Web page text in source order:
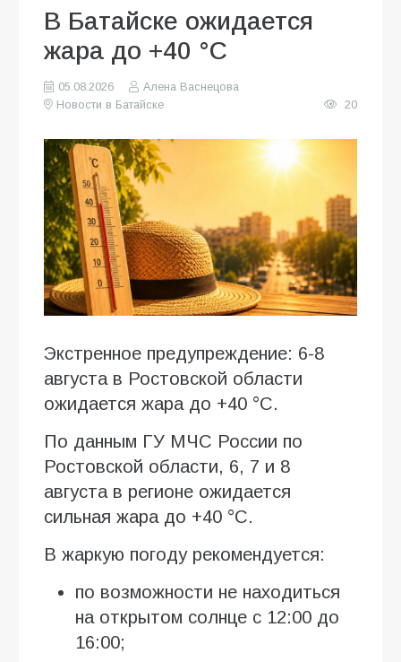
В Батайске ожидается
жара до +40 °C
05.08.2026
Алена Васнецова
Новости в Батайске
20
Экстренное предупреждение: 6-8
августа в Ростовской области
ожидается жара до +40 °C.
По данным ГУ МЧС России по
Ростовской области, 6, 7 и 8
августа в регионе ожидается
сильная жара до +40 °C.
В жаркую погоду рекомендуется:
по возможности не находиться
на открытом солнце с 12:00 до
16:00;